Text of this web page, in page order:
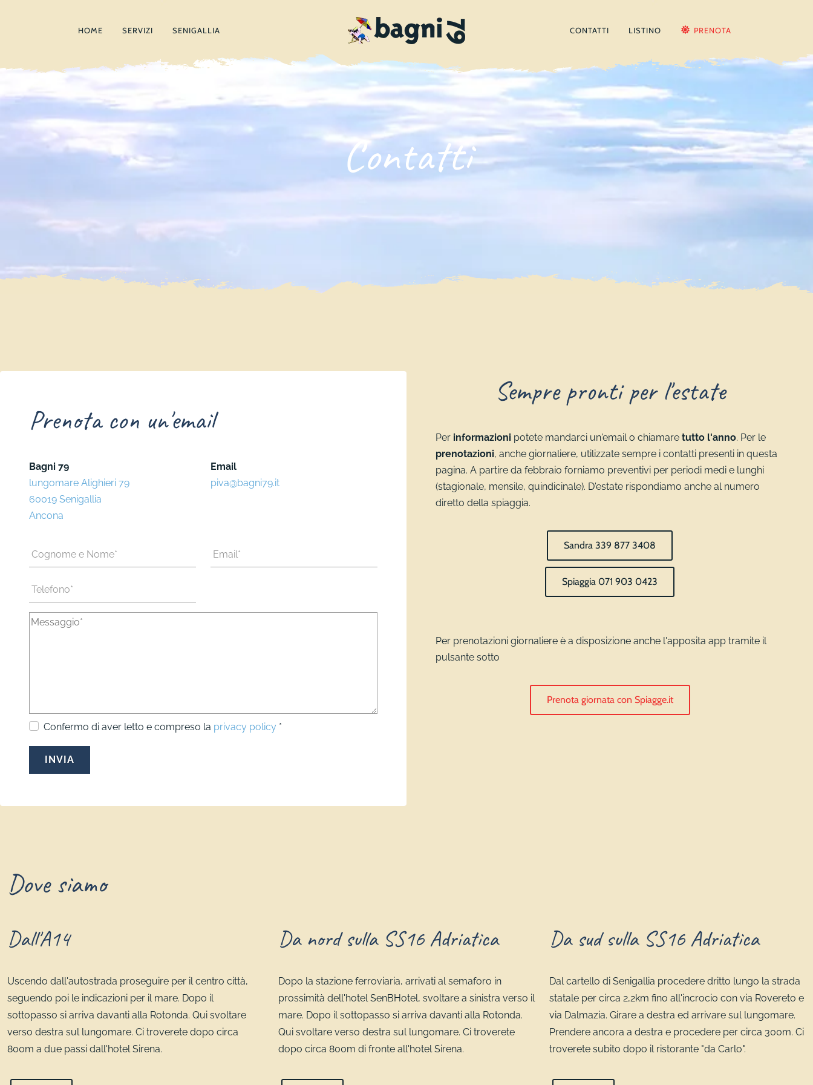
HOME SERVIZI SENIGALLIA CONTATTI LISTINO PRENOTA
Contatti
Prenota con un'email
Bagni 79
lungomare Alighieri 79
60019 Senigallia
Ancona
Email
piva@bagni79.it
Confermo di aver letto e compreso la privacy policy *
INVIA
Sempre pronti per l'estate
Per informazioni potete mandarci un'email o chiamare tutto l'anno. Per le
prenotazioni, anche giornaliere, utilizzate sempre i contatti presenti in questa
pagina. A partire da febbraio forniamo preventivi per periodi medi e lunghi
(stagionale, mensile, quindicinale). D'estate rispondiamo anche al numero
diretto della spiaggia.
Sandra 339 877 3408
Spiaggia 071 903 0423
Per prenotazioni giornaliere è a disposizione anche l'apposita app tramite il
pulsante sotto
Prenota giornata con Spiagge.it
Dove siamo
Dall'A14
Uscendo dall'autostrada proseguire per il centro città,
seguendo poi le indicazioni per il mare. Dopo il
sottopasso si arriva davanti alla Rotonda. Qui svoltare
verso destra sul lungomare. Ci troverete dopo circa
800m a due passi dall'hotel Sirena.
Da nord sulla SS16 Adriatica
Dopo la stazione ferroviaria, arrivati al semaforo in
prossimità dell'hotel SenBHotel, svoltare a sinistra verso il
mare. Dopo il sottopasso si arriva davanti alla Rotonda.
Qui svoltare verso destra sul lungomare. Ci troverete
dopo circa 800m di fronte all'hotel Sirena.
Da sud sulla SS16 Adriatica
Dal cartello di Senigallia procedere dritto lungo la strada
statale per circa 2,2km fino all'incrocio con via Rovereto e
via Dalmazia. Girare a destra ed arrivare sul lungomare.
Prendere ancora a destra e procedere per circa 300m. Ci
troverete subito dopo il ristorante "da Carlo".